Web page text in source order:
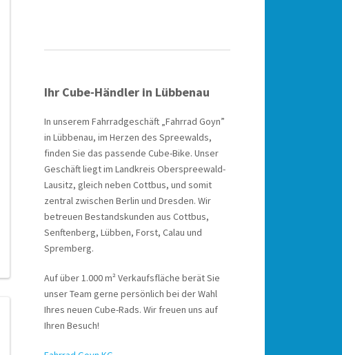
Ihr Cube-Händler in Lübbenau
In unserem Fahrradgeschäft „Fahrrad Goyn”
in Lübbenau, im Herzen des Spreewalds,
finden Sie das passende Cube-Bike. Unser
Geschäft liegt im Landkreis Oberspreewald-
Lausitz, gleich neben Cottbus, und somit
zentral zwischen Berlin und Dresden. Wir
betreuen Bestandskunden aus Cottbus,
Senftenberg, Lübben, Forst, Calau und
Spremberg.
Auf über 1.000 m² Verkaufsfläche berät Sie
unser Team gerne persönlich bei der Wahl
Ihres neuen Cube-Rads. Wir freuen uns auf
Ihren Besuch!